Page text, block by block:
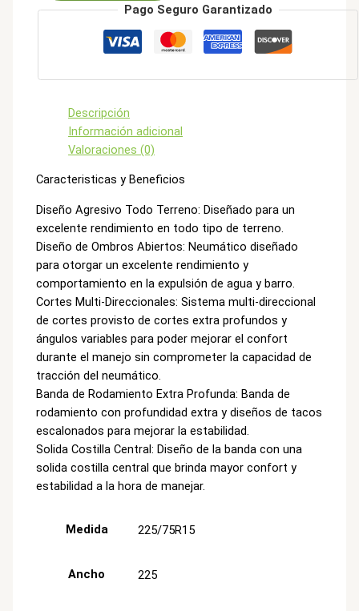
Terramax
Pago Seguro Garantizado
Descripción
Información adicional
Valoraciones (0)
Caracteristicas y Beneficios
Diseño Agresivo Todo Terreno: Diseñado para un
excelente rendimiento en todo tipo de terreno.
Diseño de Ombros Abiertos: Neumático diseñado
para otorgar un excelente rendimiento y
comportamiento en la expulsión de agua y barro.
Cortes Multi-Direccionales: Sistema multi-direccional
de cortes provisto de cortes extra profundos y
ángulos variables para poder mejorar el confort
durante el manejo sin comprometer la capacidad de
tracción del neumático.
Banda de Rodamiento Extra Profunda: Banda de
rodamiento con profundidad extra y diseños de tacos
escalonados para mejorar la estabilidad.
Solida Costilla Central: Diseño de la banda con una
solida costilla central que brinda mayor confort y
estabilidad a la hora de manejar.
Medida 225/75R15
Ancho 225